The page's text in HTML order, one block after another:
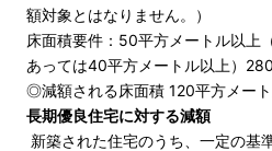
額対象とはなりません。）
床面積要件：50平方メートル以上
あっては40平方メートル以上）
◎減額される床面積 120平方メー
長期優良住宅に対する減額
新築された住宅のうち、一定の基